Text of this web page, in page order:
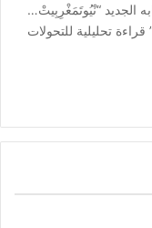
الجديد “نْيُوتَمَغْرِبِيتْ…
تحليلية للتحولات